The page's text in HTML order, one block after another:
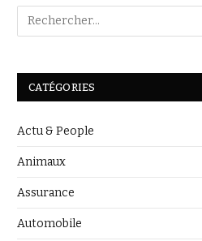
CATÉGORIES
Actu & People
Animaux
Assurance
Automobile